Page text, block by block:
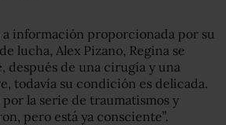
información proporcionada por su
lucha, Alex Pizano, Regina se
después de una cirugía y una
todavía su condición es delicada.
por la serie de traumatismos y
pero está ya consciente”.